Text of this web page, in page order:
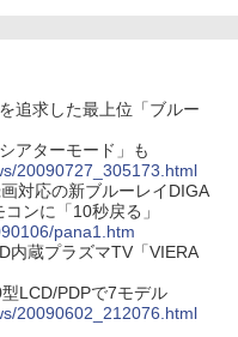
追求した最上位「ブルー
アターモード」も
20090727_305173.html
対応の新ブルーレイDIGA
ンに「10秒戻る」
pana1.htm
内蔵プラズマTV「VIERA
LCD/PDPで7モデル
20090602_212076.html